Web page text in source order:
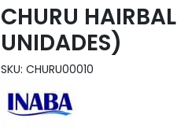
CHURU
UNIDADES)
SKU: CHURU00010